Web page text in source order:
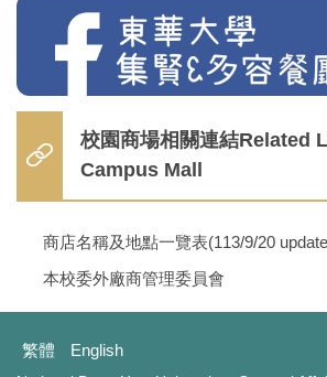
校園商場相關連結Related
Campus Mall
商店名稱及地點一覽表(113/9/20
本校委外廠商管理委員會
繁體 English